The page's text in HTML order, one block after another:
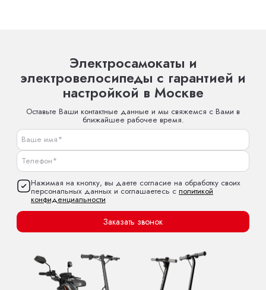
Электросамокаты и
электровелосипеды с гарантией и
настройкой в Москве
Оставьте Ваши контактные данные и мы свяжемся с Вами в
ближайшее рабочее время.
Нажимая на кнопку, вы даете согласие на обработку своих
персональных данных и соглашаетесь с политикой
конфиденциальности
Заказать звонок